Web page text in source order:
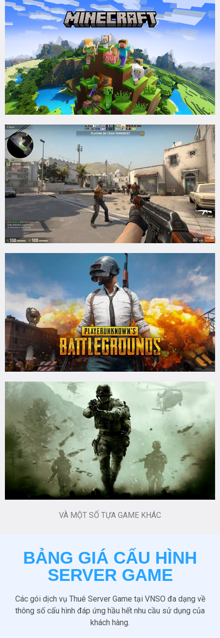
VÀ MỘT SỐ TỰA GAME KHÁC
BẢNG GIÁ CẤU HÌNH
SERVER GAME
Các gói dịch vụ Thuê Server Game tại VNSO đa dạng về
thông số cấu hình đáp ứng hầu hết nhu cầu sử dụng của
khách hàng.